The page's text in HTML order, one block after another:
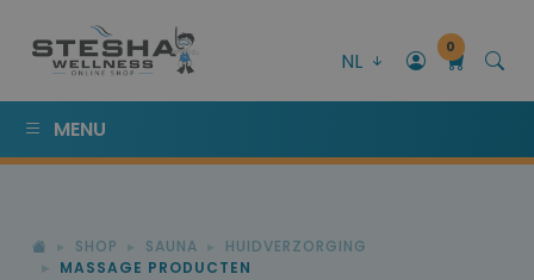
NL
0
MENU
SHOP SAUNA
HUIDVERZORGING
MASSAGE PRODUCTEN